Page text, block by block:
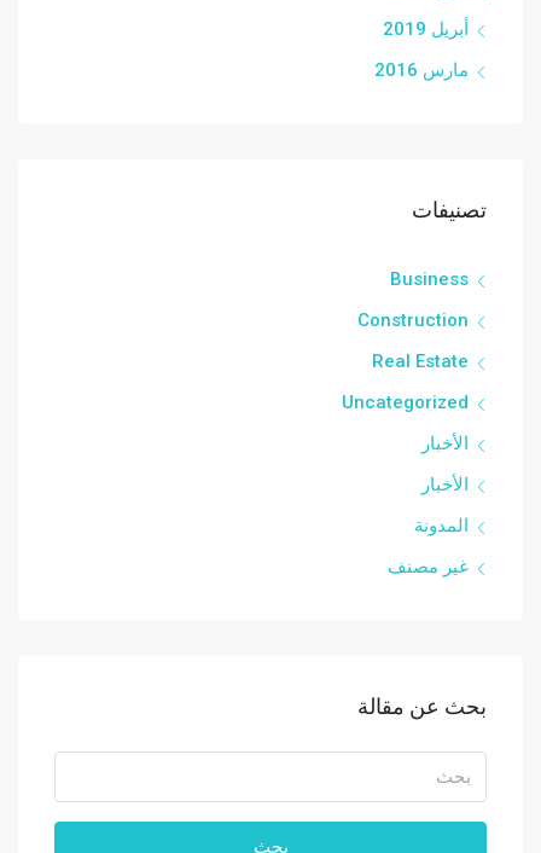
أبريل 2019
مارس 2016
تصنيفات
Business
Construction
Real Estate
Uncategorized
الأخبار
الأخبار
المدونة
غير مصنف
بحث عن مقالة
بحث